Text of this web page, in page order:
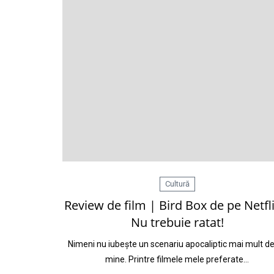
Cultură
Review de film | Bird Box de pe
Nu trebuie ratat!
Nimeni nu iubește un scenariu apocaliptic mai mult
mine. Printre filmele mele preferate…